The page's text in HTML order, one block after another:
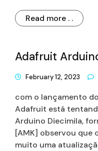
Read more . .
Adafruit
February 12, 2023
com o lançamento
Adafruit está
Arduino Diecimila,
[AMK] observou que
muito uma